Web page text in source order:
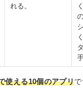
れる。
使える10個のアプリ